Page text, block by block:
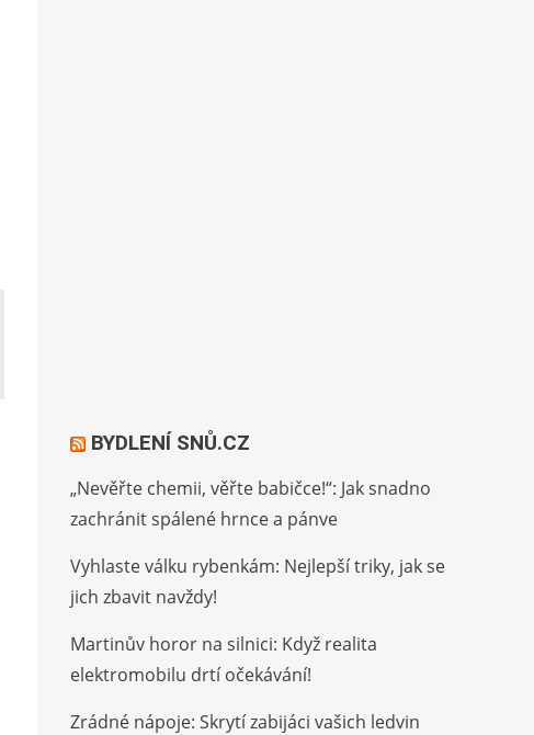
BYDLENÍ SNŮ.CZ
„Nevěřte chemii, věřte babičce!“: Jak snadno
zachránit spálené hrnce a pánve
Vyhlaste válku rybenkám: Nejlepší triky, jak se
jich zbavit navždy!
Martinův horor na silnici: Když realita
elektromobilu drtí očekávání!
Zrádné nápoje: Skrytí zabijáci vašich ledvin